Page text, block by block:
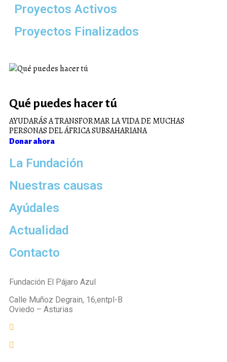
Proyectos Activos
Proyectos Finalizados
Qué puedes hacer tú
AYUDARÁS A TRANSFORMAR LA VIDA DE MUCHAS
PERSONAS DEL ÁFRICA SUBSAHARIANA
Donar ahora
La Fundación
Nuestras causas
Ayúdales
Actualidad
Contacto
Fundación El Pájaro Azul
Calle Muñoz Degrain, 16,entpl-B
Oviedo – Asturias